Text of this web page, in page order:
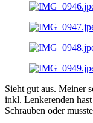
Sieht gut aus. Meiner
inkl. Lenkerenden
Schrauben oder